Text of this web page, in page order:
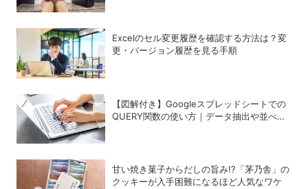
Excelのセル変更履歴を確認する方法は？変
更・バージョン履歴を見る手順
【図解付き】Googleスプレッドシートでの
QUERY関数の使い方｜データ抽出や並べ替
甘い焼き菓子からだしの旨み!?「茅乃舎」の
クッキーが入手困難になるほど人気なワケ